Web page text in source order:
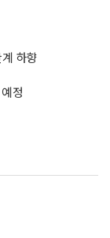
하향
정